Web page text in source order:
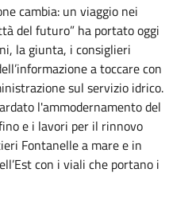
cambia: un viaggio nei
del futuro” ha portato oggi
la giunta, i consiglieri
a toccare con
sul servizio idrico.
l'ammodernamento del
e i lavori per il rinnovo
Fontanelle a mare e in
con i viali che portano i